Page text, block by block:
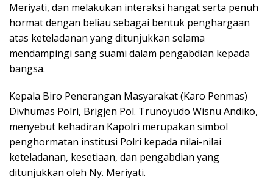
Meriyati, dan melakukan interaksi hangat serta penuh
hormat dengan beliau sebagai bentuk penghargaan
atas keteladanan yang ditunjukkan selama
mendampingi sang suami dalam pengabdian kepada
bangsa.
Kepala Biro Penerangan Masyarakat (Karo Penmas)
Divhumas Polri, Brigjen Pol. Trunoyudo Wisnu Andiko,
menyebut kehadiran Kapolri merupakan simbol
penghormatan institusi Polri kepada nilai-nilai
keteladanan, kesetiaan, dan pengabdian yang
ditunjukkan oleh Ny. Meriyati.